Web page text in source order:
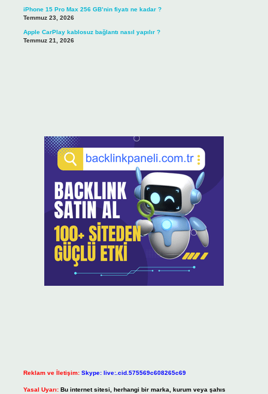
iPhone 15 Pro Max 256 GB’nin fiyatı ne kadar ?
Temmuz 23, 2026
Apple CarPlay kablosuz bağlantı nasıl yapılır ?
Temmuz 21, 2026
Reklam ve İletişim: Skype: live:.cid.575569c608265c69
Yasal Uyarı: Bu internet sitesi, herhangi bir marka, kurum veya şahıs